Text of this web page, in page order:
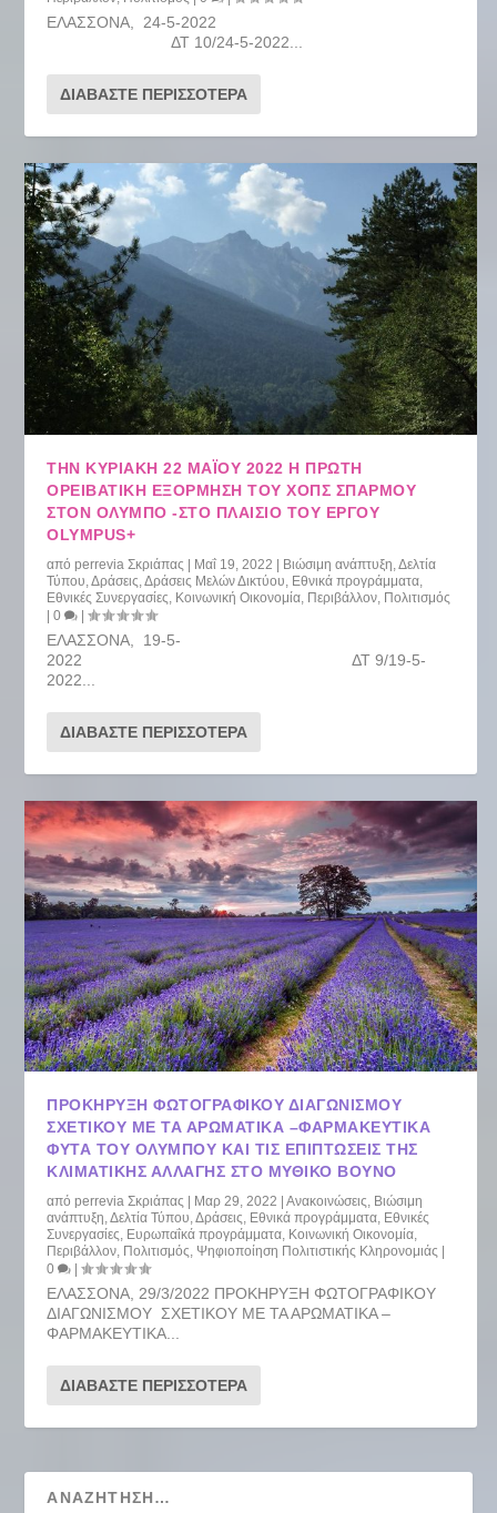
ΕΛΑΣΣΟΝΑ, 24-5-2022
ΔΤ 10/24-5-2022...
ΔΙΑΒΆΣΤΕ ΠΕΡΙΣΣΌΤΕΡΑ
ΤΗΝ ΚΥΡΙΑΚΉ 22 ΜΑΪ́ΟΥ 2022 Η ΠΡΏΤΗ
ΟΡΕΙΒΑΤΙΚΉ ΕΞΌΡΜΗΣΗ ΤΟΥ ΧΟΠΣ ΣΠΑΡΜΟΎ
ΣΤΟΝ ΌΛΥΜΠΟ -ΣΤΟ ΠΛΑΊΣΙΟ ΤΟΥ ΈΡΓΟΥ
OLYMPUS+
απόperrevia Σκριάπας | Μαΐ 19, 2022 | Βιώσιμη ανάπτυξη ,Δελτία
Τύπου ,Δράσεις ,Δράσεις Μελών Δικτύου Εθνικά προγράμματα
Εθνικές Συνεργασίες Κοινωνική Οικονομία Περιβάλλον Πολιτισμός
|0 |
ΕΛΑΣΣΟΝΑ, 19-5-
2022 ΔΤ 9/19-5-
2022...
ΔΙΑΒΆΣΤΕ ΠΕΡΙΣΣΌΤΕΡΑ
ΠΡΟΚΗΡΥΞΗ ΦΩΤΟΓΡΑΦΙΚΟΥ ΔΙΑΓΩΝΙΣΜΟΥ
ΣΧΕΤΙΚΟΥ ΜΕ ΤΑ ΑΡΩΜΑΤΙΚΑ –ΦΑΡΜΑΚΕΥΤΙΚΑ
ΦΥΤΑ ΤΟΥ ΟΛΥΜΠΟΥ ΚΑΙ ΤΙΣ ΕΠΙΠΤΩΣΕΙΣ ΤΗΣ
ΚΛΙΜΑΤΙΚΗΣ ΑΛΛΑΓΗΣ ΣΤΟ ΜΥΘΙΚΟ ΒΟΥΝΟ
απόperrevia Σκριάπας | Μαρ 29, 2022 |Ανακοινώσεις Βιώσιμη
ανάπτυξη ,Δελτία Τύπου ,Δράσεις Εθνικά προγράμματα Εθνικές
Συνεργασίες Ευρωπαΐκά προγράμματα Κοινωνική Οικονομία
Περιβάλλον Πολιτισμός Ψηφιοποίηση Πολιτιστικής Κληρονομιάς |
0
|
ΕΛΑΣΣΟΝΑ, 29/3/2022 ΠΡΟΚΗΡΥΞΗ ΦΩΤΟΓΡΑΦΙΚΟΥ
ΔΙΑΓΩΝΙΣΜΟΥ ΣΧΕΤΙΚΟΥ ΜΕ ΤΑ ΑΡΩΜΑΤΙΚΑ –
ΦΑΡΜΑΚΕΥΤΙΚΑ...
ΔΙΑΒΆΣΤΕ ΠΕΡΙΣΣΌΤΕΡΑ